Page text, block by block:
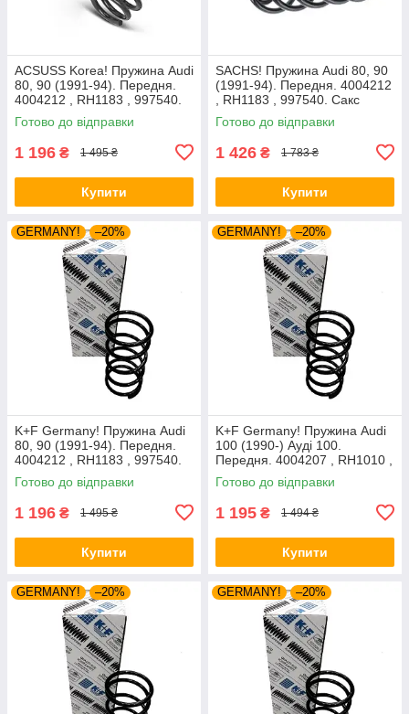
ACSUSS Korea! Пружина Audi
80, 90 (1991-94). Передня.
4004212 , RH1183 , 997540.
Аксусс Корея
Готово до відправки
1 196 ₴ 1 495 ₴
Купити
SACHS! Пружина Audi 80, 90
(1991-94). Передня. 4004212
, RH1183 , 997540. Сакс
Готово до відправки
1 426 ₴ 1 783 ₴
Купити
GERMANY! –20%
K+F Germany! Пружина Audi
80, 90 (1991-94). Передня.
4004212 , RH1183 , 997540.
К+Ф Німеччина
Готово до відправки
1 196 ₴ 1 495 ₴
Купити
GERMANY! –20%
K+F Germany! Пружина Audi
100 (1990-) Ауді 100.
Передня. 4004207 , RH1010 ,
997224. К+Ф Німеччина
Готово до відправки
1 195 ₴ 1 494 ₴
Купити
GERMANY! –20% GERMANY! –20%